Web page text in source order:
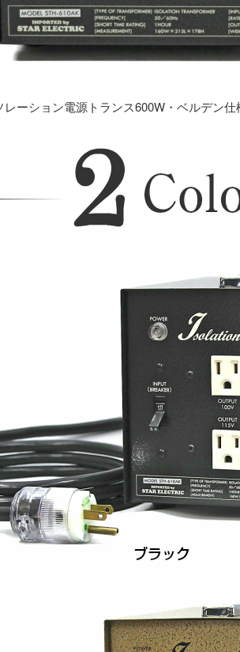
ーション電源トランス600W・ベルデン仕